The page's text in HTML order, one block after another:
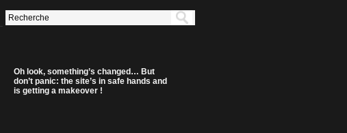
Oh look, something’s changed… But
don’t panic: the site’s in safe hands and
is getting a makeover !